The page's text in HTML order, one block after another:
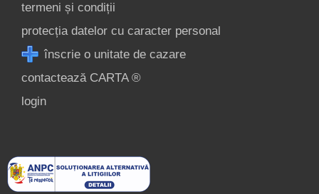
termeni și condiții
protecția datelor cu caracter personal
înscrie o unitate de cazare
contactează CARTA ®
login